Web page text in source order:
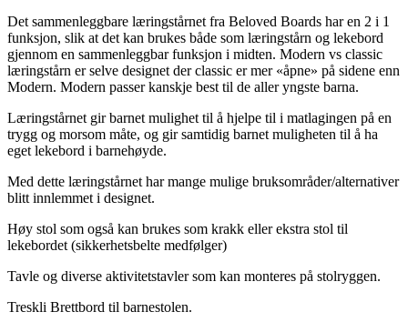
Det sammenleggbare læringstårnet fra Beloved Boards har en 2 i 1
funksjon, slik at det kan brukes både som læringstårn og lekebord
gjennom en sammenleggbar funksjon i midten. Modern vs classic
læringstårn er selve designet der classic er mer «åpne» på sidene enn
Modern. Modern passer kanskje best til de aller yngste barna.
Læringstårnet gir barnet mulighet til å hjelpe til i matlagingen på en
trygg og morsom måte, og gir samtidig barnet muligheten til å ha
eget lekebord i barnehøyde.
Med dette læringstårnet har mange mulige bruksområder/alternativer
blitt innlemmet i designet.
Høy stol som også kan brukes som krakk eller ekstra stol til
lekebordet (sikkerhetsbelte medfølger)
Tavle og diverse aktivitetstavler som kan monteres på stolryggen.
Treskli Brettbord til barnestolen.